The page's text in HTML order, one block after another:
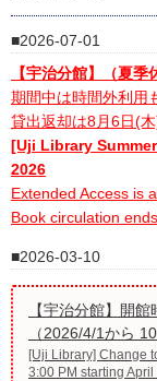
2026-07-01
【宇治分館】（夏
期間中は時間外利用
貸出返却は8月6日(木
[Uji Library
2026
Extended Access is
Book circulation
2026-03-10
【宇治分館】開
（2026/4/1から
[Uji Library] Change
3:00 PM starting April